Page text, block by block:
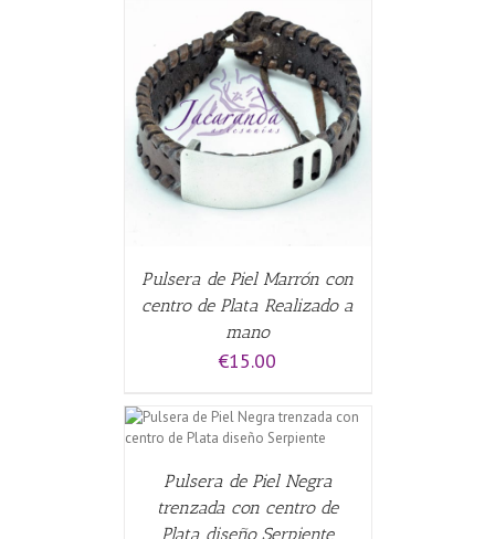
Pulsera de Piel Marrón con
centro de Plata Realizado a
mano
€15.00
Pulsera de Piel Negra
trenzada con centro de
Plata diseño Serpiente